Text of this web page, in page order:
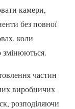
камери,
без повної
коли
змінюються.
частин
виробничих
розподіляючи